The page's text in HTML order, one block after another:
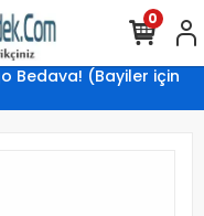
Bedava! (Bayiler için
0